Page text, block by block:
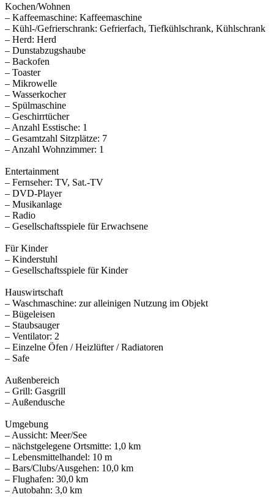
Kochen/Wohnen
– Kaffeemaschine: Kaffeemaschine
– Kühl-/Gefrierschrank: Gefrierfach, Tiefkühlschrank, Kühlschrank
– Herd: Herd
– Dunstabzugshaube
– Backofen
– Toaster
– Mikrowelle
– Wasserkocher
– Spülmaschine
– Geschirrtücher
– Anzahl Esstische: 1
– Gesamtzahl Sitzplätze: 7
– Anzahl Wohnzimmer: 1
Entertainment
– Fernseher: TV, Sat.-TV
– DVD-Player
– Musikanlage
– Radio
– Gesellschaftsspiele für Erwachsene
Für Kinder
– Kinderstuhl
– Gesellschaftsspiele für Kinder
Hauswirtschaft
– Waschmaschine: zur alleinigen Nutzung im Objekt
– Bügeleisen
– Staubsauger
– Ventilator: 2
– Einzelne Öfen / Heizlüfter / Radiatoren
– Safe
Außenbereich
– Grill: Gasgrill
– Außendusche
Umgebung
– Aussicht: Meer/See
– nächstgelegene Ortsmitte: 1,0 km
– Lebensmittelhandel: 10 m
– Bars/Clubs/Ausgehen: 10,0 km
– Flughafen: 30,0 km
– Autobahn: 3,0 km